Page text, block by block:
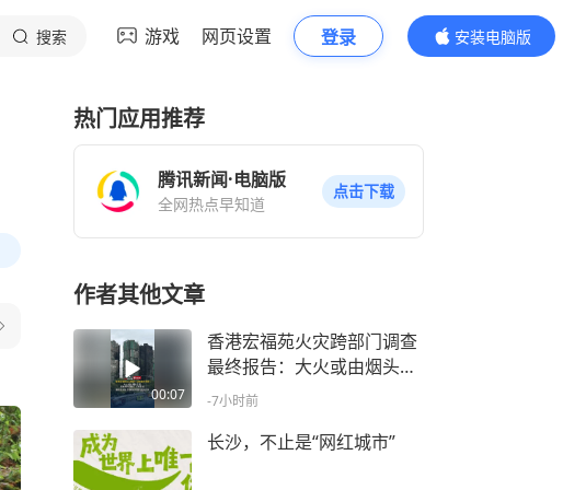
搜索 游戏 网页设置 登录
安装电脑版
内容更精彩
热门应用推荐
腾讯新闻·电脑版
全网热点早知道
点击下载
作者其他文章
00:07
香港宏福苑火灾跨部门调查
最终报告：大火或由烟头引
起，而易燃物加剧了火势蔓
留物高达2米
-7小时前
长沙，不止是“网红城市”